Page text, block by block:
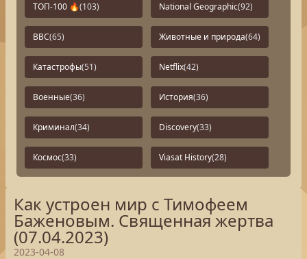
ТОП-100 🔥(103) National Geographic(92)
BBC(65) Животные и природа(64)
Катастрофы(51) Netflix(42)
Военные(36) История(36)
Криминал(34) Discovery(33)
Космос(33) Viasat History(28)
Как устроен мир с Тимофеем
Баженовым. Священная жертва
(07.04.2023)
2023-04-08